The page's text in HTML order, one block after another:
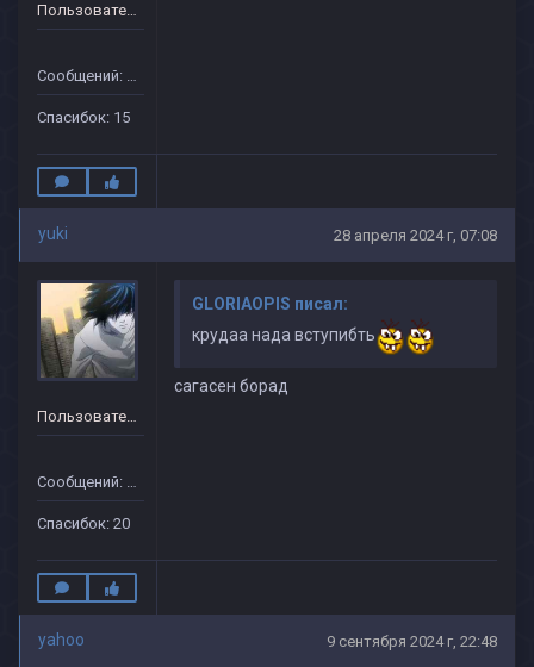
Пользователь
Сообщений: 10
Спасибок: 15
yuki 28 апреля 2024 г, 07:08
Пользователь
Сообщений: 20
Спасибок: 20
GLORIAOPIS писал:
крудаа нада вступибть
сагасен борад
yahoo 9 сентября 2024 г, 22:48